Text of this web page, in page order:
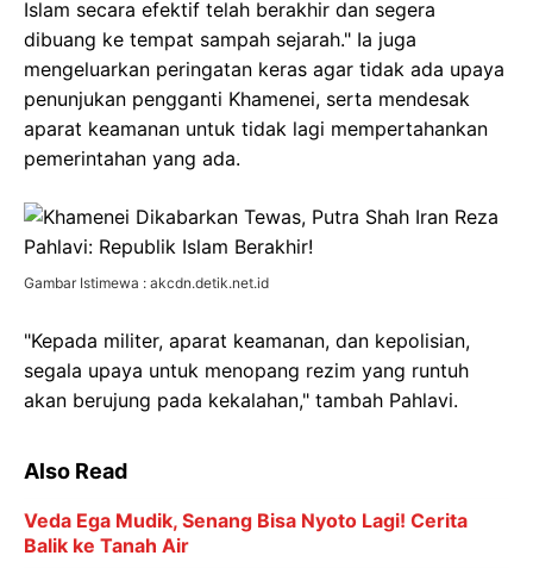
Islam secara efektif telah berakhir dan segera
dibuang ke tempat sampah sejarah." Ia juga
mengeluarkan peringatan keras agar tidak ada upaya
penunjukan pengganti Khamenei, serta mendesak
aparat keamanan untuk tidak lagi mempertahankan
pemerintahan yang ada.
Gambar Istimewa : akcdn.detik.net.id
"Kepada militer, aparat keamanan, dan kepolisian,
segala upaya untuk menopang rezim yang runtuh
akan berujung pada kekalahan," tambah Pahlavi.
Also Read
Veda Ega Mudik, Senang Bisa Nyoto Lagi! Cerita
Balik ke Tanah Air